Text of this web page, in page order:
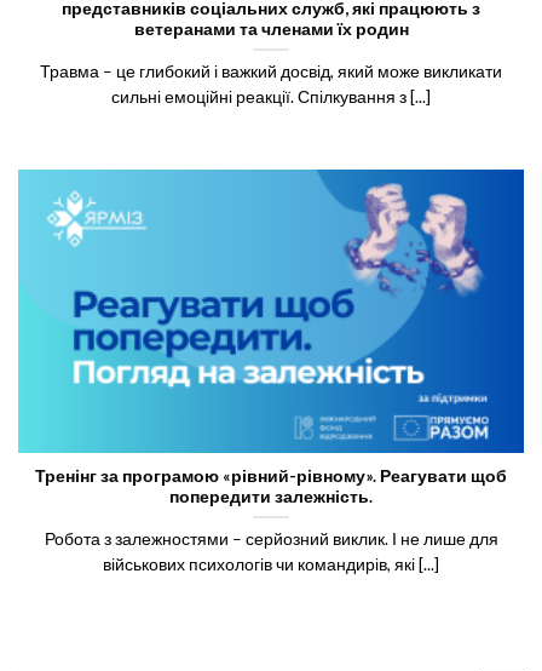
представників соціальних служб, які працюють з
ветеранами та членами їх родин
Травма – це глибокий і важкий досвід, який може викликати
сильні емоційні реакції. Спілкування з [...]
Тренінг за програмою «рівний-рівному». Реагувати щоб
попередити залежність.
Робота з залежностями – серйозний виклик. І не лише для
військових психологів чи командирів, які [...]